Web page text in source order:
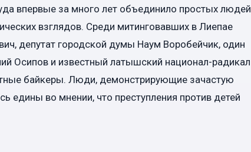
впервые за много лет объединило простых людей
взглядов. Среди митинговавших в Лиепае
депутат городской думы Наум Воробейчик, один
Осипов и известный латышский национал-радикал
байкеры. Люди, демонстрирующие зачастую
едины во мнении, что преступления против детей